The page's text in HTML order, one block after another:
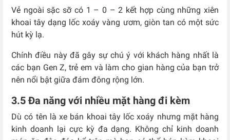
Vẻ ngoài sặc sỡ có 1 – 0 – 2 kết hợp cùng những xiên
khoai tây dạng lốc xoáy vàng ươm, giòn tan có một sức
hút kỳ lạ.
Chính điều này đã gây sự chú ý với khách hàng nhất là
các bạn Gen Z, trẻ em và làm cho gian hàng của bạn trở
nên nổi bật giữa đám đông rộng lớn.
3.5 Đa năng với nhiều mặt hàng đi kèm
Dù có tên là xe bán khoai tây lốc xoáy nhưng mặt hàng
kinh doanh lại cực kỳ đa dạng. Không chỉ kinh doanh